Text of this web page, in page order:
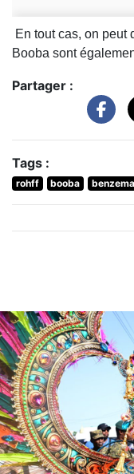
En tout cas, on peut
Booba sont
Partager :
Tags :
rohff booba benzema